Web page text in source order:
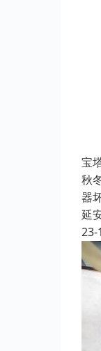
宝
秋
器
延
23-